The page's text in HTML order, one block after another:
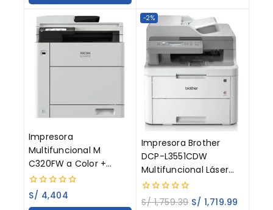
Impresora
Multifuncional M
C320FW a Color +
Toner de iniciación
0
out
S/ 4,404
-2%
Impresora Brother
DCP-L3551CDW
Multifuncional Láser
Color, Impresión,
Dúplex
0
S/1,759.39 S/ 1,719.99